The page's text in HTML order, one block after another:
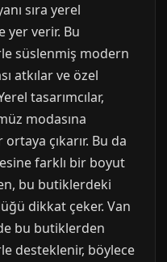
sıra yerel
yer verir. Bu
süslenmiş modern
atkılar ve özel
tasarımcılar,
modasına
çıkarır. Bu da
farklı bir boyut
bu butiklerdeki
dikkat çeker. Van
bu butiklerden
desteklenir, böylece